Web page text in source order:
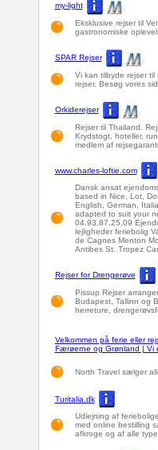
my-light
Eksklusive rejser til
gastronomiske
SPAR Rejser
Vi kan tilbyde rejser til
rejser. Besøg vores
Orkiderejser
Rejser til Thailand.
Krydstogt, hoteller,
medlem af
www.charles-loftie.com
Dansk ansat
based in Nice, Lot,
English, German,
adapted to suit your
04.93.87.25.09
lejligheder feriebolig
de Cagnes Menton
Antibes St. Tropez
Rejser for Drengerøve
Pissup Rejser
Budapest, Tallinn og
herreture,
Velkommen på ferie eller
Færøerne og Grønland | Vi
North Travel sælger
Turitalia.dk
Udlejning af
med online bestilling
afkroge og af alle